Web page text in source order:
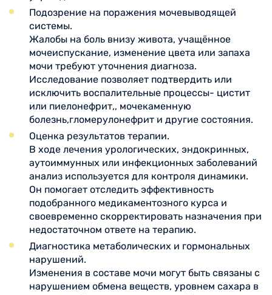
Подозрение на поражения мочевыводящей
системы.
Жалобы на боль внизу живота, учащённое
мочеиспускание, изменение цвета или запаха
мочи требуют уточнения диагноза.
Исследование позволяет подтвердить или
исключить воспалительные процессы- цистит
или пиелонефрит,, мочекаменную
болезнь,гломерулонефрит и другие состояния.
Оценка результатов терапии.
В ходе лечения урологических, эндокринных,
аутоиммунных или инфекционных заболеваний
анализ используется для контроля динамики.
Он помогает отследить эффективность
подобранного медикаментозного курса и
своевременно скорректировать назначения при
недостаточном ответе на терапию.
Диагностика метаболических и гормональных
нарушений.
Изменения в составе мочи могут быть связаны с
нарушением обмена веществ, уровнем сахара в